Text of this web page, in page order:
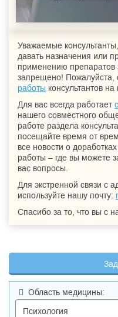
Уважаемые
давать назначения или
применению
запрещено! Пожалуйста,
работы консультантов
Для вас всегда работает
нашего совместного
работе раздела
посещайте время от
все новости о
работы – где вы можете
вас вопросы.
Для экстренной связи с
используйте нашу почту:
Спасибо за то, что вы с
Область медицины: